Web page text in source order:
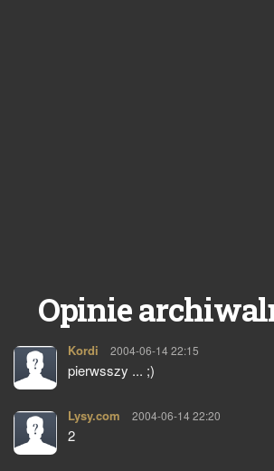
Opinie
Kordi pisze:
2004-06-14 22:15
pierwsszy ... ;)
Lysy.com pisze:
2004-06-14 22:20
2